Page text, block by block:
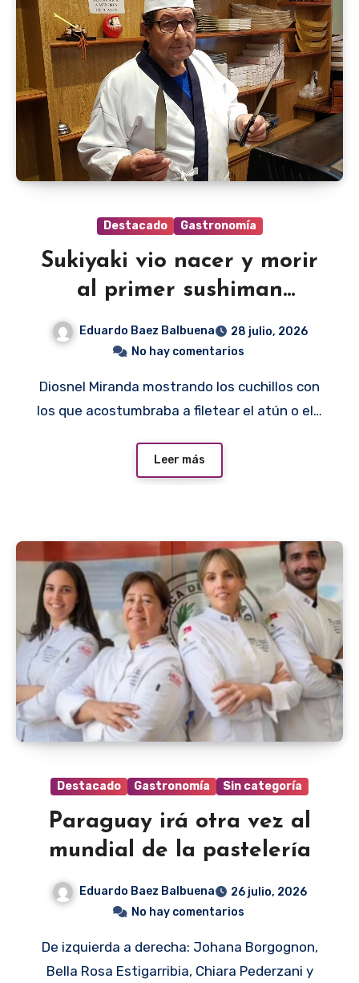
Destacado Gastronomía
Sukiyaki vio nacer y morir
al primer sushiman
Eduardo Baez Balbuena
28 julio, 2026
No hay comentarios
Diosnel Miranda mostrando los cuchillos con
los que acostumbraba a filetear el atún o el…
Leer más
Destacado Gastronomía Sin categoría
Paraguay irá otra vez al
mundial de la pastelería
Eduardo Baez Balbuena
26 julio, 2026
No hay comentarios
De izquierda a derecha: Johana Borgognon,
Bella Rosa Estigarribia, Chiara Pederzani y